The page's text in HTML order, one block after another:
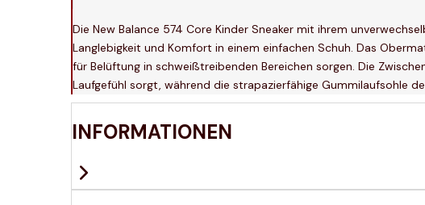
Die New Balance 574 Core Kinder Sneaker mit ihrem
Langlebigkeit und Komfort in einem einfachen Schuh. Das
für Belüftung in schweißtreibenden Bereichen sorgen. Die
Laufgefühl sorgt, während die strapazierfähige Gummilaufsohle
INFORMATIONEN